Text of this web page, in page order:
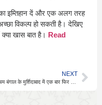
इम्तिहान दें और एक अलग तरह
विकल्प हो सकती है। देखिए
खास बात है। Read
NEXT